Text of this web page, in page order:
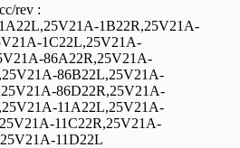
rev :
1B22R,25V21A-
1C22L,25V21A-
86A22R,25V21A-
86B22L,25V21A-
86D22R,25V21A-
11A22L,25V21A-
11C22R,25V21A-
11D22L